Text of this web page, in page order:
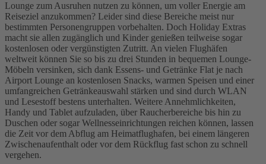
Lounge zum Ausruhen nutzen zu können, um voller Energie am
Reiseziel anzukommen? Leider sind diese Bereiche meist nur
bestimmten Personengruppen vorbehalten. Doch Holiday Extras
macht sie allen zugänglich und Kinder genießen teilweise sogar
kostenlosen oder vergünstigten Zutritt. An vielen Flughäfen
weltweit können Sie so bis zu drei Stunden in bequemen Lounge-
Möbeln versinken, sich dank Essens- und Getränke Flat je nach
Airport Lounge an kostenlosen Snacks, warmen Speisen und einer
umfangreichen Getränkeauswahl stärken und sind durch WLAN
und Lesestoff bestens unterhalten. Weitere Annehmlichkeiten,
Handy und Tablet aufzuladen, über Raucherbereiche bis hin zu
Duschen oder sogar Wellnesseinrichtungen reichen können, lassen
die Zeit vor dem Abflug am Heimatflughafen, bei einem längeren
Zwischenaufenthalt oder vor dem Rückflug fast schon zu schnell
vergehen.